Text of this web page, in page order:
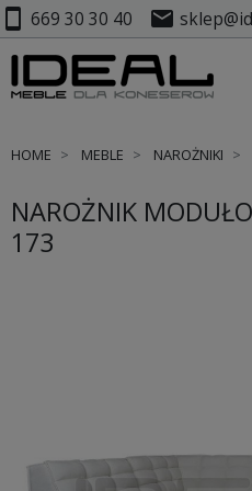
smartphone 669 30 30 40 mail
HOME MEBLE NAROŻNIKI
NAROŻNIK
173